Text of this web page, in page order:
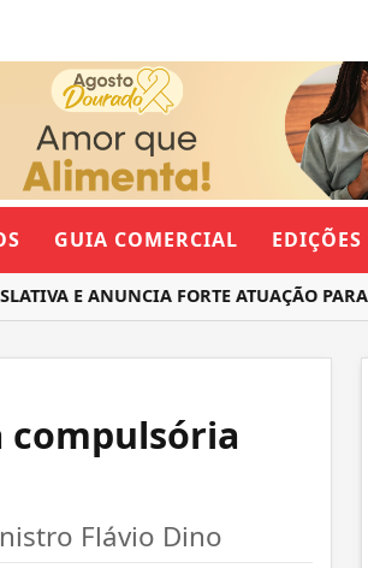
GUIA COMERCIAL EDIÇÕES
E ANUNCIA FORTE ATUAÇÃO PARA
compulsória
Flávio Dino